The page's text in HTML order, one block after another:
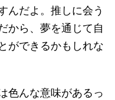
んだよ。推しに会う
から、夢を通じて自
ができるかもしれな
色んな意味があるっ